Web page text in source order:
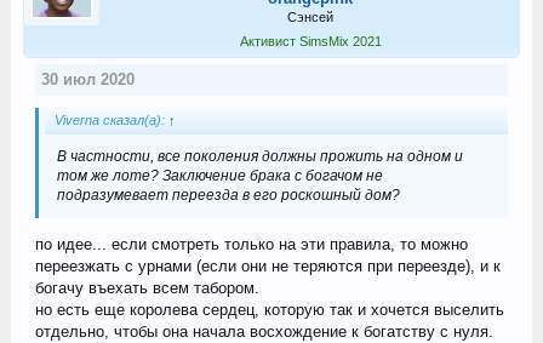
Сэнсей
Активист SimsMix 2021
30 июл 2020
Viverna сказал(а): ↑
В частности, все поколения должны прожить на одном и
том же лоте? Заключение брака с богачом не
подразумевает переезда в его роскошный дом?
по идее... если смотреть только на эти правила, то можно
переезжать с урнами (если они не теряются при переезде), и к
богачу въехать всем табором.
но есть еще королева сердец, которую так и хочется выселить
отдельно, чтобы она начала восхождение к богатству с нуля.